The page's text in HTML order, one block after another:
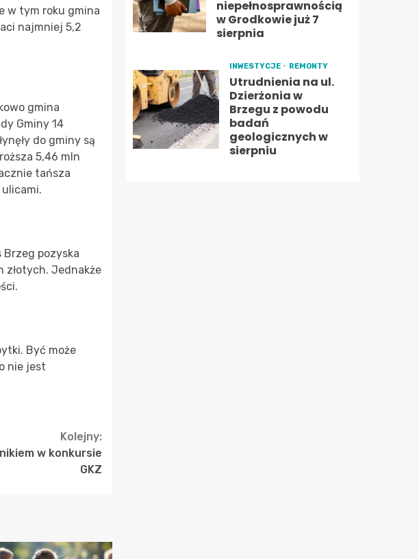
w tym roku gmina
najmniej 5,2
gmina
Gminy 14
do gminy są
5,46 mln
tańsza
pozyska
złotych. Jednakże
Być może
nie jest
Kolejny:
w konkursie
GKZ
niepełnosprawnością
w Grodkowie już 7
sierpnia
INWESTYCJE REMONTY
Utrudnienia na ul.
Dzierżonia w
Brzegu z powodu
badań
geologicznych w
sierpniu